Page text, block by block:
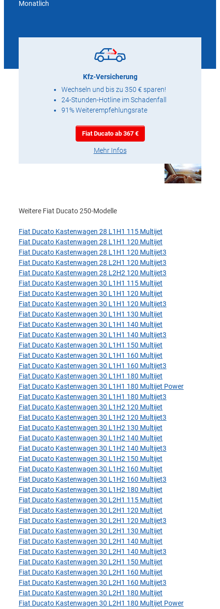
Monatlich
Kfz-Versicherung
Wechseln und bis zu 350 € sparen!
24-Stunden-Hotline im Schadenfall
91% Weiterempfehlungsrate
Fiat Ducato ab 367 €
Mehr Infos
Weitere Fiat Ducato 250-Modelle
Fiat Ducato Kastenwagen 28 L1H1 115 Multijet
Fiat Ducato Kastenwagen 28 L1H1 120 Multijet
Fiat Ducato Kastenwagen 28 L1H1 120 Multijet3
Fiat Ducato Kastenwagen 28 L2H1 120 Multijet3
Fiat Ducato Kastenwagen 28 L2H2 120 Multijet3
Fiat Ducato Kastenwagen 30 L1H1 115 Multijet
Fiat Ducato Kastenwagen 30 L1H1 120 Multijet
Fiat Ducato Kastenwagen 30 L1H1 120 Multijet3
Fiat Ducato Kastenwagen 30 L1H1 130 Multijet
Fiat Ducato Kastenwagen 30 L1H1 140 Multijet
Fiat Ducato Kastenwagen 30 L1H1 140 Multijet3
Fiat Ducato Kastenwagen 30 L1H1 150 Multijet
Fiat Ducato Kastenwagen 30 L1H1 160 Multijet
Fiat Ducato Kastenwagen 30 L1H1 160 Multijet3
Fiat Ducato Kastenwagen 30 L1H1 180 Multijet
Fiat Ducato Kastenwagen 30 L1H1 180 Multijet Power
Fiat Ducato Kastenwagen 30 L1H1 180 Multijet3
Fiat Ducato Kastenwagen 30 L1H2 120 Multijet
Fiat Ducato Kastenwagen 30 L1H2 120 Multijet3
Fiat Ducato Kastenwagen 30 L1H2 130 Multijet
Fiat Ducato Kastenwagen 30 L1H2 140 Multijet
Fiat Ducato Kastenwagen 30 L1H2 140 Multijet3
Fiat Ducato Kastenwagen 30 L1H2 150 Multijet
Fiat Ducato Kastenwagen 30 L1H2 160 Multijet
Fiat Ducato Kastenwagen 30 L1H2 160 Multijet3
Fiat Ducato Kastenwagen 30 L1H2 180 Multijet
Fiat Ducato Kastenwagen 30 L2H1 115 Multijet
Fiat Ducato Kastenwagen 30 L2H1 120 Multijet
Fiat Ducato Kastenwagen 30 L2H1 120 Multijet3
Fiat Ducato Kastenwagen 30 L2H1 130 Multijet
Fiat Ducato Kastenwagen 30 L2H1 140 Multijet
Fiat Ducato Kastenwagen 30 L2H1 140 Multijet3
Fiat Ducato Kastenwagen 30 L2H1 150 Multijet
Fiat Ducato Kastenwagen 30 L2H1 160 Multijet
Fiat Ducato Kastenwagen 30 L2H1 160 Multijet3
Fiat Ducato Kastenwagen 30 L2H1 180 Multijet
Fiat Ducato Kastenwagen 30 L2H1 180 Multijet Power